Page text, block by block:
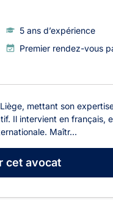
5 ans d’expérience
Premier rendez-vous
mettant son
Il intervient en français,
Maîtr...
cet avocat